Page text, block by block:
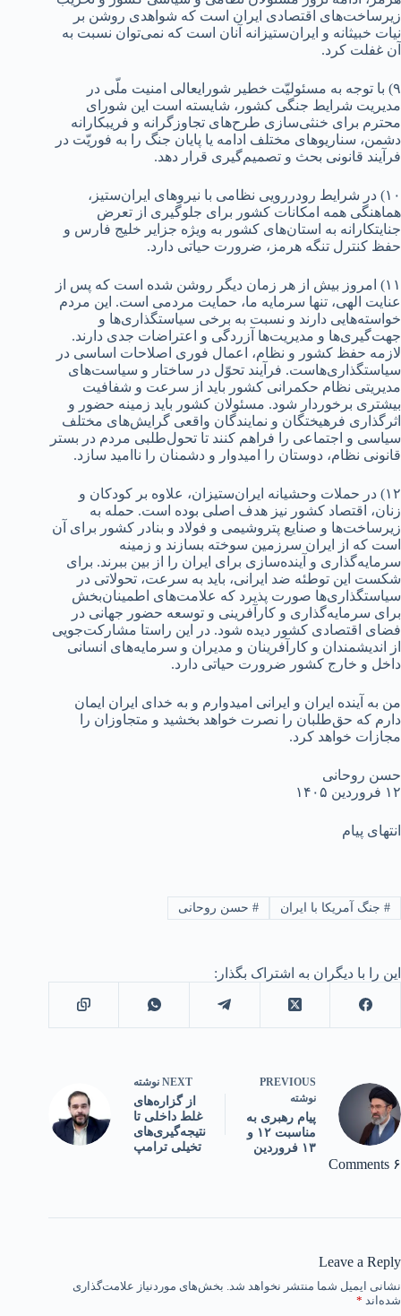
زیرساخت‌های اقتصادی ایران است که شواهدی روشن بر
نیات خبیثانه و ایران‌ستیزانه آنان است که نمی‌توان نسبت به
آن غفلت کرد.
۹) با توجه به مسئولیّت خطیر شورایعالی امنیت ملّی در
مدیریت شرایط جنگی کشور، شایسته است این شورای
محترم برای خنثی‌سازی طرح‌های تجاوزگرانه و فریبکارانه
دشمن، سناریوهای مختلف ادامه یا پایان جنگ را به فوریّت در
فرآیند قانونی بحث و تصمیم‌گیری قرار دهد.
۱۰) در شرایط رودررویی نظامی با نیروهای ایران‌ستیز،
هماهنگی همه امکانات کشور برای جلوگیری از تعرض
جنایتکارانه به استان‌های کشور به ویژه جزایر خلیج فارس و
حفظ کنترل تنگه هرمز، ضرورت حیاتی دارد.
۱۱) امروز بیش از هر زمان دیگر روشن شده است که پس از
عنایت الهی، تنها سرمایه ما، حمایت مردمی است. این مردم
خواسته‌هایی دارند و نسبت به برخی سیاستگذاری‌ها و
جهت‌گیری‌ها و مدیریت‌ها آزردگی و اعتراضات جدی دارند.
لازمه ‌حفظ کشور و نظام، اعمال فوری اصلاحات اساسی در
سیاستگذاری‌هاست. فرآیند تحوّل در ساختار و سیاست‌های
مدیریتی نظام حکمرانی کشور باید از سرعت و شفافیت
بیشتری برخوردار شود. مسئولان کشور باید زمینه حضور و
اثرگذاری فرهیختگان و نمایندگان واقعی گرایش‌های مختلف
سیاسی و اجتماعی را فراهم کنند تا تحول‌طلبی مردم در بستر
قانونی نظام، دوستان را امیدوار و دشمنان را ناامید سازد.
۱۲) در حملات وحشیانه ایران‌ستیزان، علاوه بر کودکان و
زنان، اقتصاد کشور نیز هدف اصلی بوده است. حمله به
زیرساخت‌ها و صنایع پتروشیمی و فولاد و بنادر کشور برای آن
است که از ایران سرزمین سوخته بسازند و زمینه
سرمایه‌گذاری و آینده‌سازی برای ایران را از بین ببرند. برای
شکست این توطئه ضد ایرانی، باید به سرعت، تحولاتی در
سیاستگذاری‌ها صورت پذیرد که علامت‌های اطمینان‌بخش
برای سرمایه‌گذاری و کارآفرینی و توسعه حضور جهانی در
فضای اقتصادی کشور دیده شود. در این راستا مشارکت‌جویی
از اندیشمندان و کارآفرینان و مدیران و سرمایه‌های انسانی
داخل و خارج کشور ضرورت حیاتی دارد.
من به آینده ایران و ایرانی امیدوارم و به خدای ایران ایمان
دارم که حق‌طلبان را نصرت خواهد بخشید و متجاوزان را
مجازات خواهد کرد.
حسن روحانی
۱۲ فروردین ۱۴۰۵
انتهای پیام
#جنگ آمریکا با ایران #حسن روحانی
این را با دیگران به اشتراک بگذار:
PREVIOUS
نوشته
پیام رهبری به
مناسبت ۱۲ و
۱۳ فروردین
NEXT نوشته
از گزاره‌های
غلط داخلی تا
نتیجه‌گیری‌های
تخیلی ترامپ
۶ Comments
Leave a Reply
نشانی ایمیل شما منتشر نخواهد شد. بخش‌های موردنیاز علامت‌گذاری
شده‌اند *